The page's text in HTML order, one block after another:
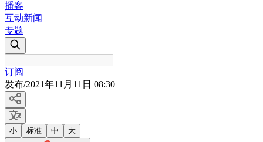
播客
互动新闻
专题
订阅
发布/2021年11月11日 08:30
小 标准 中 大